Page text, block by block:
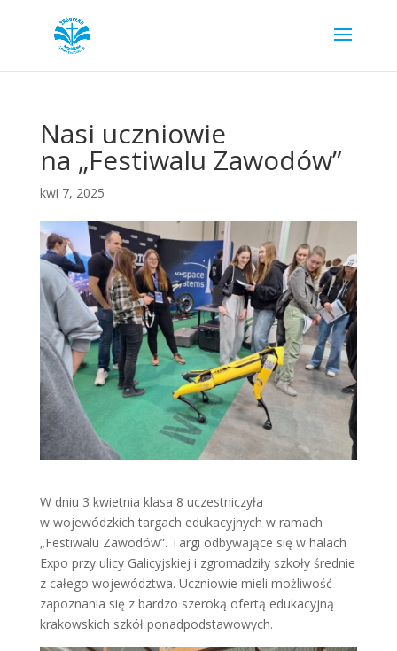
Nasi uczniowie
na „Festiwalu Zawodów”
kwi 7, 2025
W dniu 3 kwietnia klasa 8 uczestniczyła
w wojewódzkich targach edukacyjnych w ramach
„Festiwalu Zawodów”. Targi odbywające się w halach
Expo przy ulicy Galicyjskiej i zgromadziły szkoły średnie
z całego województwa. Uczniowie mieli możliwość
zapoznania się z bardzo szeroką ofertą edukacyjną
krakowskich szkół ponadpodstawowych.